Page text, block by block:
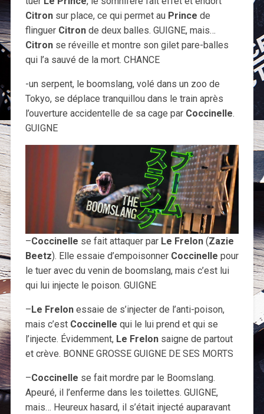
Citronsur place, ce qui permet au Prince de
flinguer Citronde deux balles. GUIGNE, mais…
Citronse réveille et montre son gilet pare-balles
qui l’a sauvé de la mort. CHANCE
-un serpent, le boomslang, volé dans un zoo de
Tokyo, se déplace tranquillou dans le train après
l’ouverture accidentelle de sa cage par Coccinelle.
GUIGNE
–Coccinelle se fait attaquer par Le Frelon(Zazie
Beetz). Elle essaie d’empoisonner Coccinelle pour
le tuer avec du venin de boomslang, mais c’est lui
qui lui injecte le poison. GUIGNE
–Le Frelonessaie de s’injecter de l’anti-poison,
mais c’est Coccinelle qui le lui prend et qui se
l’injecte. Évidemment, Le Frelonsaigne de partout
et crève. BONNE GROSSE GUIGNE DE SES MORTS
–Coccinelle se fait mordre par le Boomslang.
Apeuré, il l’enferme dans les toilettes. GUIGNE,
mais… Heureux hasard, il s’était injecté auparavant